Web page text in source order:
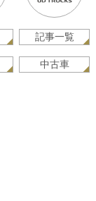
記事一覧
中古車